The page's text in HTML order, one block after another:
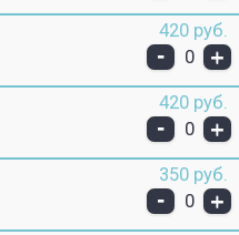
420 руб.
- 0 +
420 руб.
- 0 +
350 руб.
- 0 +